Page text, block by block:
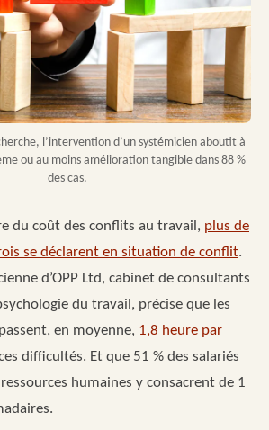
l’intervention d’un systémicien aboutit à
ou au moins amélioration tangible dans 88 %
des cas.
du coût des conflits au travail, plus de
se déclarent en situation de conflit.
d’OPP Ltd, cabinet de consultants
du travail, précise que les
en moyenne, 1,8 heure par
difficultés. Et que 51 % des salariés
humaines y consacrent de 1